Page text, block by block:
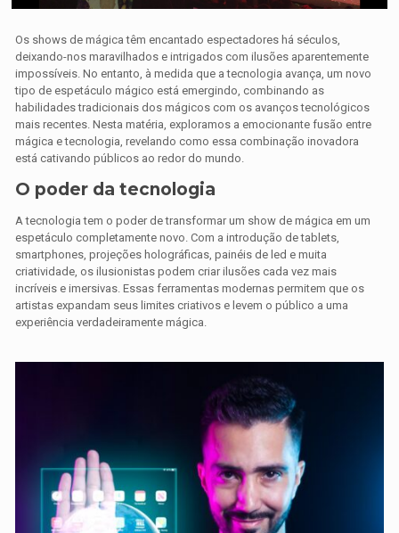
Os shows de mágica têm encantado espectadores há séculos,
deixando-nos maravilhados e intrigados com ilusões aparentemente
impossíveis. No entanto, à medida que a tecnologia avança, um novo
tipo de espetáculo mágico está emergindo, combinando as
habilidades tradicionais dos mágicos com os avanços tecnológicos
mais recentes. Nesta matéria, exploramos a emocionante fusão entre
mágica e tecnologia, revelando como essa combinação inovadora
está cativando públicos ao redor do mundo.
O poder da tecnologia
A tecnologia tem o poder de transformar um show de mágica em um
espetáculo completamente novo. Com a introdução de tablets,
smartphones, projeções holográficas, painéis de led e muita
criatividade, os ilusionistas podem criar ilusões cada vez mais
incríveis e imersivas. Essas ferramentas modernas permitem que os
artistas expandam seus limites criativos e levem o público a uma
experiência verdadeiramente mágica.